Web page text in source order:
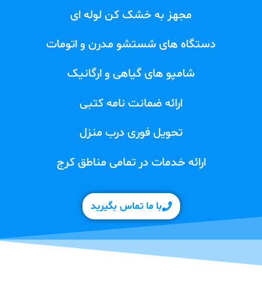
مجهز به خشک کن لوله ای
دستگاه های شستشو مدرن و اتومات
شامپو های گیاهی و ارگانیک
ارائه ضمانت نامه کتبی
تحویل فوری درب منزل
ارائه خدمات در تمامی مناطق کرج
با ما تماس بگیرید